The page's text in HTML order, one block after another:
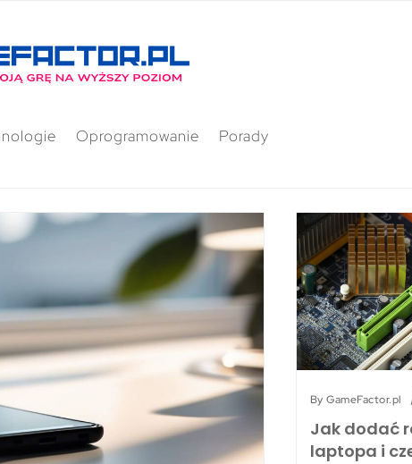
Oprogramowanie Porady
ByGameFactor.pl
Jak dodać
laptopa i